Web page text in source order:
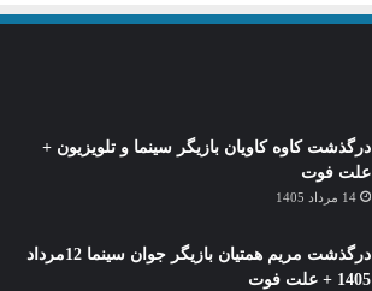
درگذشت کاوه کاویان بازیگر سینما و تلویزیون +
علت فوت
14 مرداد 1405
درگذشت مریم همتیان بازیگر جوان سینما 12مرداد
1405 + علت فوت